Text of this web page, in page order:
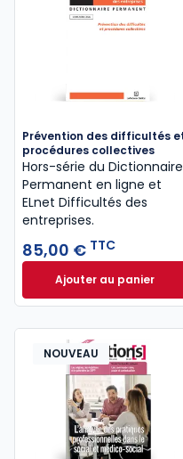
Prévention des difficultés
procédures collectives
Hors-série du Dictionnaire
Permanent en ligne et
ELnet Difficultés des
entreprises.
85,00 € TTC
Ajouter au panier
Prévention
NOUVEAU